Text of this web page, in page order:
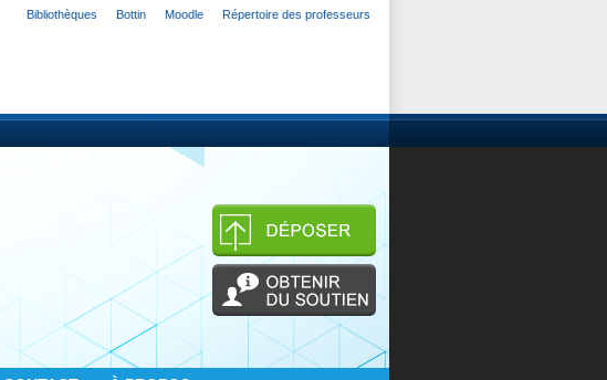
Bibliothèques Bottin Moodle Répertoire des professeurs